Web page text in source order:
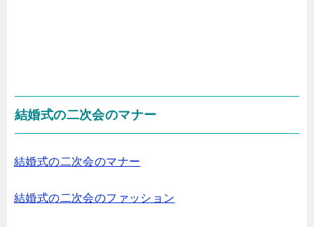
結婚式の二次会のマナー
結婚式の二次会のマナー
結婚式の二次会のファッション